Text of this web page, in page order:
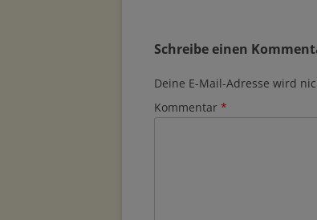
Schreibe einen
Deine E-Mail-Adresse wird
Kommentar *